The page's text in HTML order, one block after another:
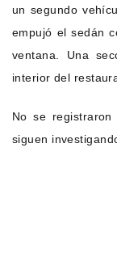
un segundo
empujó el sedán
ventana. Una
interior del
No se
siguen